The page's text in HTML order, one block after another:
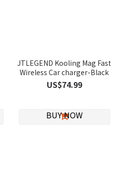
JTLEGEND Kooling Mag Fast
Wireless Car charger-Black
US$74.99